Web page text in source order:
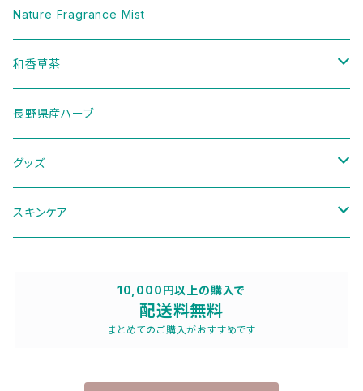
樹木
ハーブ
セット
Nature Fragrance Mist
和香草茶
二十四節気ブレンド
季節のブレンド
長野県産ハーブ
グッズ
ディフューザー
スキンケア
10,000円以上の購入で
配送料無料
まとめてのご購入がおすすめです